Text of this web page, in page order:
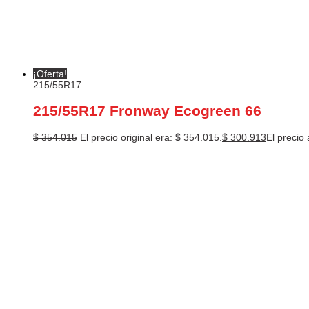
¡Oferta!
215/55R17
215/55R17 Fronway Ecogreen 66
$354.015 El precio original era: $ 354.015. $ 300.913El precio